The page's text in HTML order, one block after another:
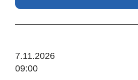
7.11.2026
09:00